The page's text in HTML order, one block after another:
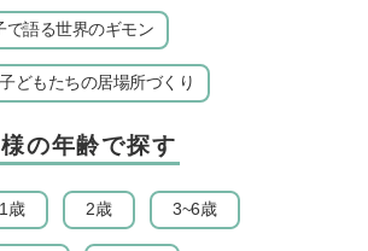
で語る世界のギモン
どもたちの居場所づくり
の年齢で探す
1歳 2歳 3~6歳